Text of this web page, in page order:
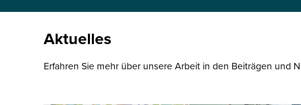
Aktuelles
Erfahren Sie mehr über unsere Arbeit in den Beiträgen und